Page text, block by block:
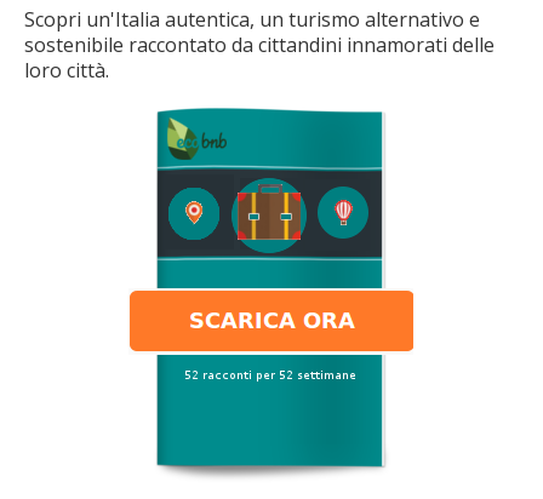
Scopri un'Italia autentica, un turismo alternativo e
sostenibile raccontato da cittandini innamorati delle
loro città.